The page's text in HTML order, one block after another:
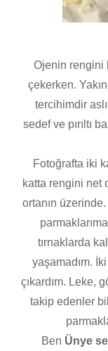
Ojenin rengini
çekerken.
tercihimdir
sedef ve pırıltı
Fotoğrafta iki
katta rengini net
ortanın üzerinde.
tırnaklarda
yaşamadım.
çıkardım. Leke,
takip edenler
Ben Ünye